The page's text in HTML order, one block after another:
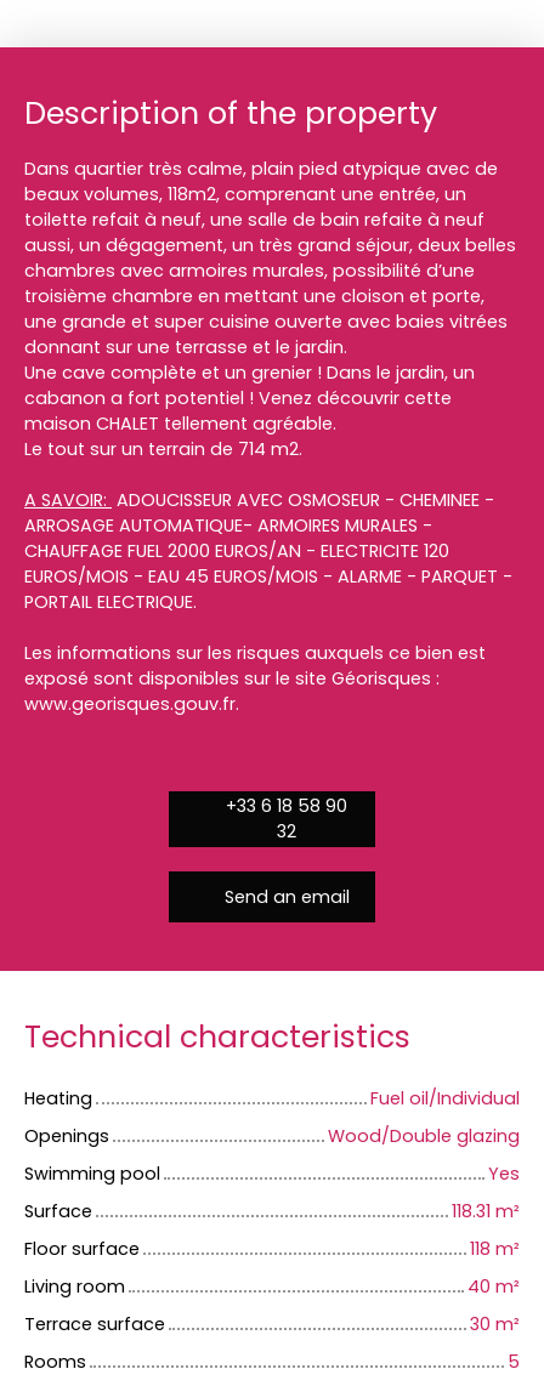
Description of the property
Dans quartier très calme, plain pied atypique avec de
beaux volumes, 118m2, comprenant une entrée, un
toilette refait à neuf, une salle de bain refaite à neuf
aussi, un dégagement, un très grand séjour, deux belles
chambres avec armoires murales, possibilité d’une
troisième chambre en mettant une cloison et porte,
une grande et super cuisine ouverte avec baies vitrées
donnant sur une terrasse et le jardin.
Une cave complète et un grenier ! Dans le jardin, un
cabanon a fort potentiel ! Venez découvrir cette
maison CHALET tellement agréable.
Le tout sur un terrain de 714 m2.
A SAVOIR: ADOUCISSEUR AVEC OSMOSEUR - CHEMINEE -
ARROSAGE AUTOMATIQUE- ARMOIRES MURALES -
CHAUFFAGE FUEL 2000 EUROS/AN - ELECTRICITE 120
EUROS/MOIS - EAU 45 EUROS/MOIS - ALARME - PARQUET -
PORTAIL ELECTRIQUE.
Les informations sur les risques auxquels ce bien est
exposé sont disponibles sur le site Géorisques :
www.georisques.gouv.fr.
+33 6 18 58 90
32
Send an email
Technical characteristics
Heating
Fuel oil/Individual
Openings
Wood/Double glazing
Swimming pool
Yes
Surface
118.31 m²
Floor surface
118 m²
Living room
40 m²
Terrace surface
30 m²
Rooms
5